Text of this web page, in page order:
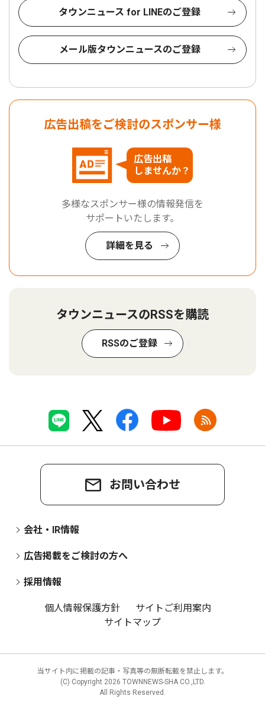
タウンニュース for LINEのご登録
メール版タウンニュースのご登録
広告出稿をご検討のスポンサー様
広告出稿
しませんか？
多様なスポンサー様の情報発信を
サポートいたします。
詳細を見る
タウンニュースのRSSを購読
RSSのご登録
お問い合わせ
会社・IR情報
広告掲載をご検討の方へ
採用情報
個人情報保護方針
サイトご利用案内
サイトマップ
当サイト内に掲載の記事・写真等の無断転載を禁止します。
(C) Copyright 2026 TOWNNEWS-SHA CO.,LTD.
All Rights Reserved.